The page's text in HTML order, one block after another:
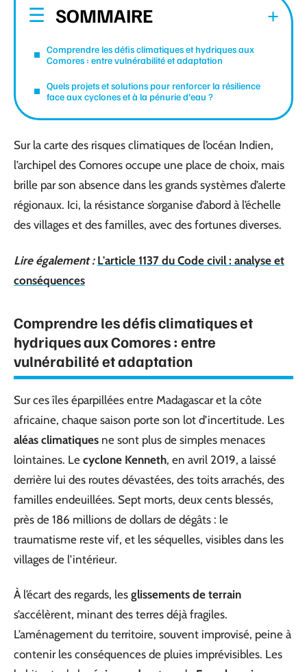
SOMMAIRE
Comprendre les défis climatiques et hydriques aux
Comores : entre vulnérabilité et adaptation
Quels projets et solutions pour renforcer la résilience
face aux cyclones et à la pénurie d’eau ?
Sur la carte des risques climatiques de l’océan Indien,
l’archipel des Comores occupe une place de choix, mais
brille par son absence dans les grands systèmes d’alerte
régionaux. Ici, la résistance s’organise d’abord à l’échelle
des villages et des familles, avec des fortunes diverses.
Lire également : L'article 1137 du Code civil : analyse et
conséquences
Comprendre les défis climatiques et
hydriques aux Comores : entre
vulnérabilité et adaptation
Sur ces îles éparpillées entre Madagascar et la côte
africaine, chaque saison porte son lot d’incertitude. Les
aléas climatiques ne sont plus de simples menaces
lointaines. Le cyclone Kenneth, en avril 2019, a laissé
derrière lui des routes dévastées, des toits arrachés, des
familles endeuillées. Sept morts, deux cents blessés,
près de 186 millions de dollars de dégâts : le
traumatisme reste vif, et les séquelles, visibles dans les
villages de l’intérieur.
À l’écart des regards, les glissements de terrain
s’accélèrent, minant des terres déjà fragiles.
L’aménagement du territoire, souvent improvisé, peine à
contenir les conséquences de pluies imprévisibles. Les